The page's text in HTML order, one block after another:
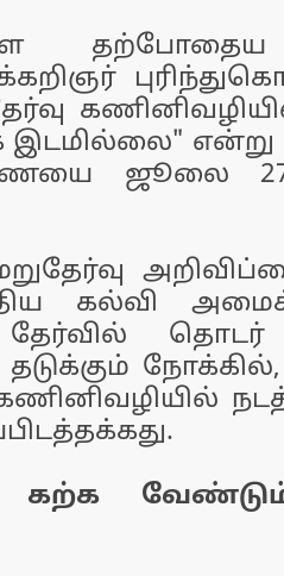
தற்போதைய
என்று
ஜூலை
கல்வி
தொடர்
கற்க